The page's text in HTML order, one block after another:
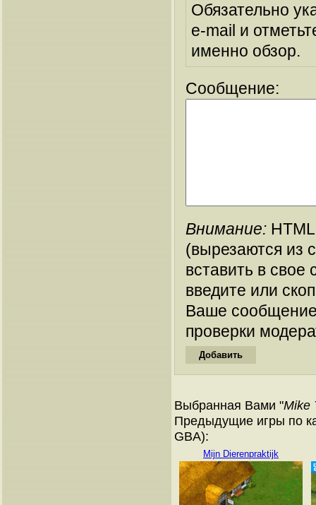
Обязательно
e-mail и
именно обзор.
Сообщение:
Внимание:
(вырезаются из
вставить в
введите или
Ваше
проверки
Выбранная Вами "Mike
Предыдущие игры по
GBA):
Mijn Dierenpraktijk